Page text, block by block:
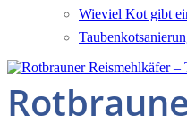
Wieviel Kot gibt